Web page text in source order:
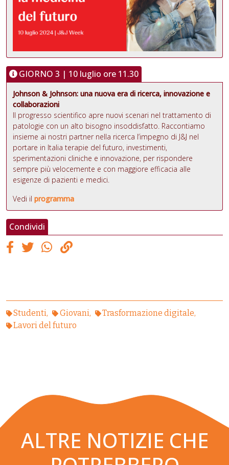
GIORNO 3 | 10 luglio ore 11.30
Johnson & Johnson: una nuova era di ricerca, innovazione e
collaborazioni
Il progresso scientifico apre nuovi scenari nel trattamento di
patologie con un alto bisogno insoddisfatto. Raccontiamo
insieme ai nostri partner nella ricerca l’impegno di J&J nel
portare in Italia terapie del futuro, investimenti,
sperimentazioni cliniche e innovazione, per rispondere
sempre più velocemente e con maggiore efficacia alle
esigenze di pazienti e medici.
Vedi il programma
Condividi
Studenti Giovani
Trasformazione digitale
Lavori del futuro
ALTRE NOTIZIE CHE